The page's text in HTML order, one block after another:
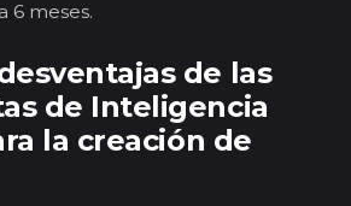
6 meses.
de las
de Inteligencia
la creación de